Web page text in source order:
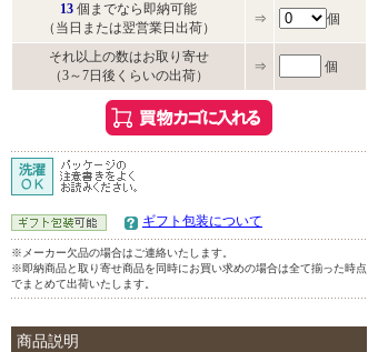
13 個までなら即納可能
（当日または翌営業日出荷）
⇒ 個
それ以上の数はお取り寄せ
（3～7日後くらいの出荷）
⇒ 個
ギフト包装について
※メーカー欠品の場合はご連絡いたします。
※即納商品と取り寄せ商品を同時にお買い求めの場合は全て揃った時点
でまとめて出荷いたします。
商品説明